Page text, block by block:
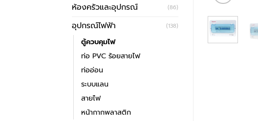
ห้องครัวและอุปกรณ์ (86)
อุปกรณ์ไฟฟ้า (138)
ตู้ควบคุมไฟ
ท่อ PVC ร้อยสายไฟ
ท่ออ่อน
ระบบแลน
สายไฟ
หน้ากากพลาสติก